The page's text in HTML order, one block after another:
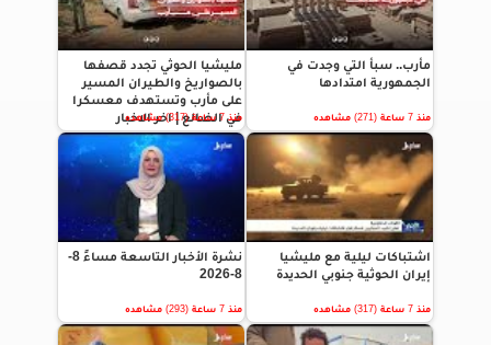
مأرب.. سبأ التي وجدت في
الجمهورية امتدادها
منذ 7 ساعة (271) مشاهده
مليشيا الحوثي تجدد قصفها
بالصواريخ والطيران المسير
على مأرب وتستهدف معسكرا
في الضالع | اخر الاخبار
منذ 7 ساعة (317) مشاهده
اشتباكات ليلية مع مليشيا
إيران الحوثية جنوبي الحديدة
منذ 7 ساعة (317) مشاهده
نشرة الأخبار التاسعة مساءً 8-
8-2026
منذ 7 ساعة (293) مشاهده